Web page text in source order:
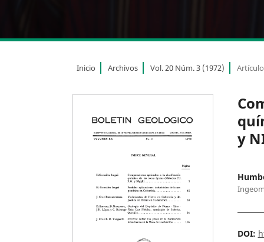
Inicio Archivos Vol. 20 Núm. 3 (1972)
y
DOI: